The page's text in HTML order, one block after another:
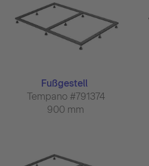
Fußgestell
Tempano #791374
900 mm